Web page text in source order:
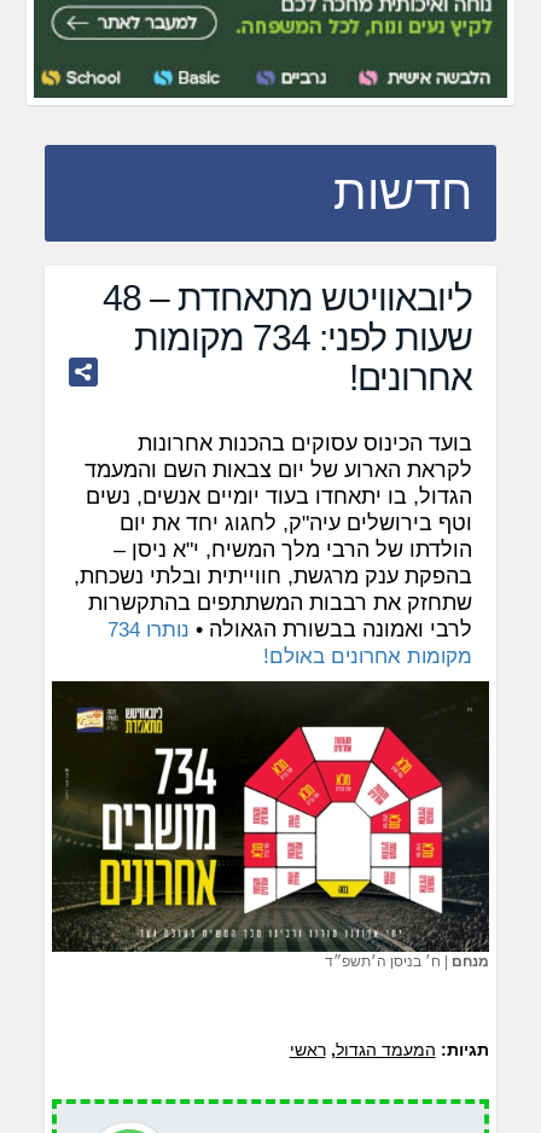
חדשות
ליובאוויטש מתאחדת – 48
שעות לפני: 734 מקומות
אחרונים!
בועד הכינוס עסוקים בהכנות אחרונות
לקראת הארוע של יום צבאות השם והמעמד
הגדול, בו יתאחדו בעוד יומיים אנשים, נשים
וטף בירושלים עיה"ק, לחגוג יחד את יום
הולדתו של הרבי מלך המשיח, י"א ניסן –
בהפקת ענק מרגשת, חווייתית ובלתי נשכחת,
שתחזק את רבבות המשתתפים בהתקשרות
לרבי ואמונה בבשורת הגאולה •
נותרו 734
מקומות אחרונים באולם!
מנחם | ח׳ בניסן ה׳תשפ״ד
תגיות: המעמד הגדול,ראשי